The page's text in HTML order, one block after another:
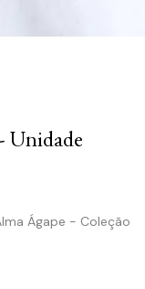
Unidade
Ágape - Coleção